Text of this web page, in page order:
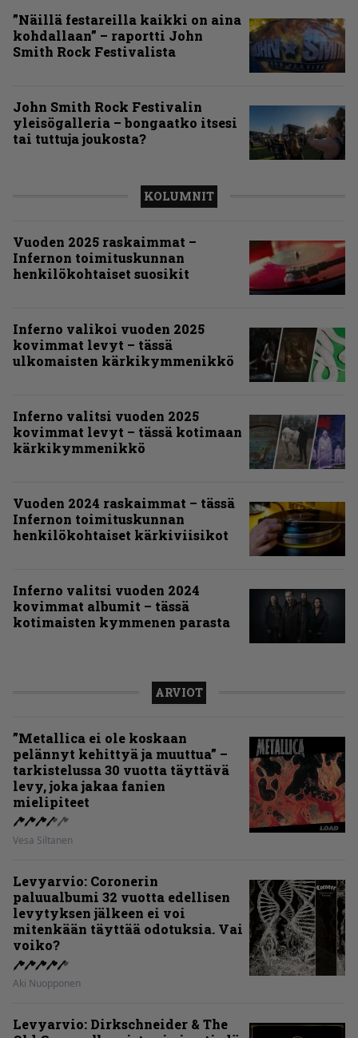
”Näillä festareilla kaikki on aina
kohdallaan” – raportti John
Smith Rock Festivalista
John Smith Rock Festivalin
yleisögalleria – bongaatko itsesi
tai tuttuja joukosta?
KOLUMNIT
Vuoden 2025 raskaimmat –
Infernon toimituskunnan
henkilökohtaiset suosikit
Inferno valikoi vuoden 2025
kovimmat levyt – tässä
ulkomaisten kärkikymmenikkö
Inferno valitsi vuoden 2025
kovimmat levyt – tässä kotimaan
kärkikymmenikkö
Vuoden 2024 raskaimmat – tässä
Infernon toimituskunnan
henkilökohtaiset kärkiviisikot
Inferno valitsi vuoden 2024
kovimmat albumit – tässä
kotimaisten kymmenen parasta
ARVIOT
”Metallica ei ole koskaan
pelännyt kehittyä ja muuttua” –
tarkistelussa 30 vuotta täyttävä
levy, joka jakaa fanien
mielipiteet
Vesa Siltanen
Levyarvio: Coronerin
paluualbumi 32 vuotta edellisen
levytyksen jälkeen ei voi
mitenkään täyttää odotuksia. Vai
voiko?
Aki Nuopponen
Levyarvio: Dirkschneider & The